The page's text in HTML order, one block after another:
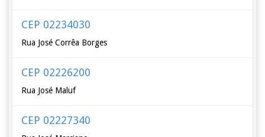
CEP 02234030
Rua José Corrêa Borges
CEP 02226200
Rua José Maluf
CEP 02227340